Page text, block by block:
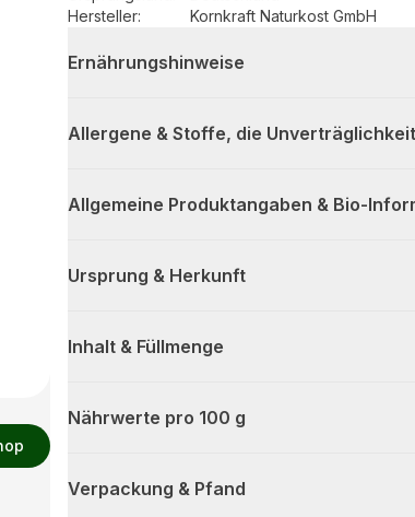
Hersteller: Kornkraft Naturkost GmbH
Ernährungshinweise
Allergene & Stoffe, die
Allgemeine Produktangaben & Bio-
Ursprung & Herkunft
Inhalt & Füllmenge
Nährwerte pro 100 g
Verpackung & Pfand